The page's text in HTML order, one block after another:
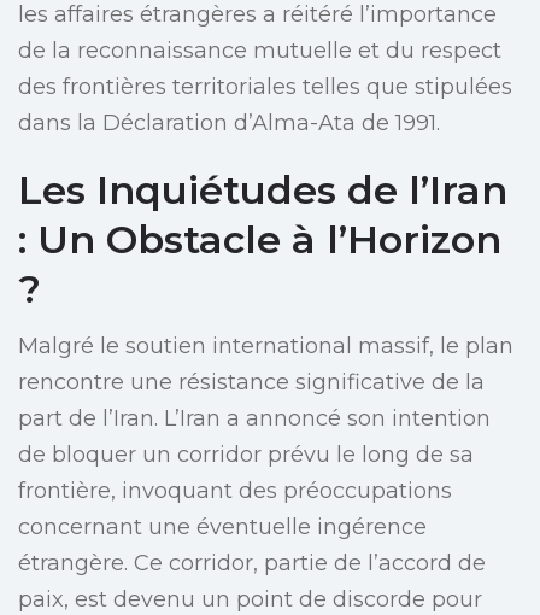
les affaires étrangères a réitéré l’importance
de la reconnaissance mutuelle et du respect
des frontières territoriales telles que stipulées
dans la Déclaration d’Alma-Ata de 1991.
Les Inquiétudes de l’Iran
: Un Obstacle à l’Horizon
?
Malgré le soutien international massif, le plan
rencontre une résistance significative de la
part de l’Iran. L’Iran a annoncé son intention
de bloquer un corridor prévu le long de sa
frontière, invoquant des préoccupations
concernant une éventuelle ingérence
étrangère. Ce corridor, partie de l’accord de
paix, est devenu un point de discorde pour